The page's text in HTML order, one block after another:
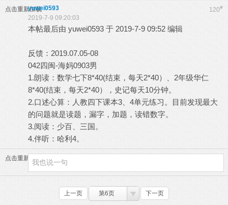
点击重新加载 120#
yuwei0593
2019-7-9 09:20:03
本帖最后由 yuwei0593 于 2019-7-9 09:52 编辑
反馈：2019.07.05-08
042四闽-海妈0903男
1.朗读：数学七下8*40(结束，每天2*40）、2年级华仁
8*40(结束，每天2*40），史记每天10分钟。
2.口述心算：人教四下课本3、4单元练习。目前发现最大
的问题就是读题，漏字，加题，读错数字。
3.阅读：少百、三国。
4.伴听：哈利4。
点击重新加载
上一页 第6页 下一页